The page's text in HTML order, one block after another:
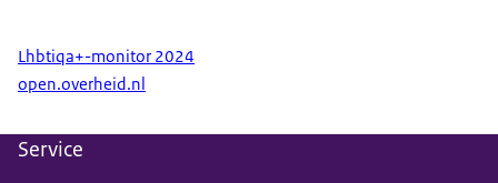
Panteia, Movisie & Ipsos I&O. (2024). Lhbtiqa+-
Definitie:
Lhbtiqa+-monitor 2024
open.overheid.nl
Service